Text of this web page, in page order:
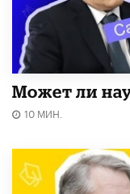
Может ли
10 МИН.